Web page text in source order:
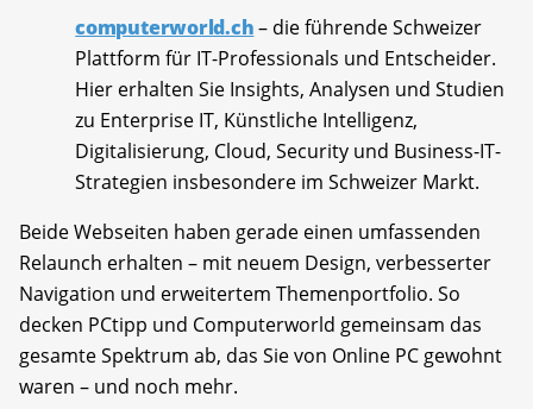
computerworld.ch– die führende Schweizer
Plattform für IT-Professionals und Entscheider.
Hier erhalten Sie Insights, Analysen und Studien
zu Enterprise IT, Künstliche Intelligenz,
Digitalisierung, Cloud, Security und Business-IT-
Strategien insbesondere im Schweizer Markt.
Beide Webseiten haben gerade einen umfassenden
Relaunch erhalten – mit neuem Design, verbesserter
Navigation und erweitertem Themenportfolio. So
decken PCtipp und Computerworld gemeinsam das
gesamte Spektrum ab, das Sie von Online PC gewohnt
waren – und noch mehr.